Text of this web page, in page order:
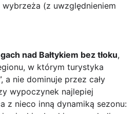
(z uwzględnieniem
nad Bałtykiem bez tłoku,
w którym turystyka
a nie dominuje przez cały
wypoczynek najlepiej
z nieco inną dynamiką sezonu: